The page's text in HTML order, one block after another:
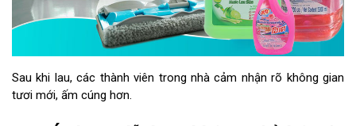
Sau khi lau, các thành viên trong nhà cảm nhận rõ không gian
tươi mới, ấm cúng hơn.